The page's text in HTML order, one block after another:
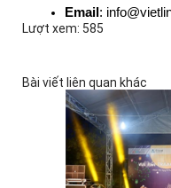
Email :
Lượt xem: 585
Bài viết liên quan khác